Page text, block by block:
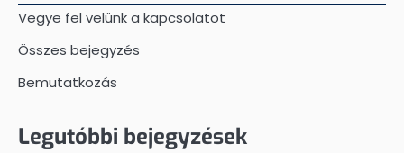
Vegye fel velünk a kapcsolatot
Összes bejegyzés
Bemutatkozás
Legutóbbi bejegyzések